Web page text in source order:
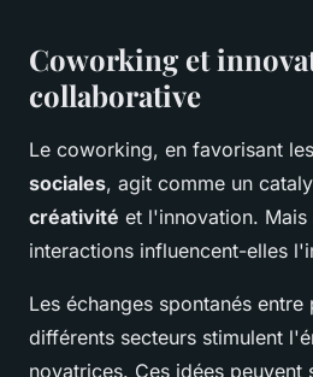
Coworking et
collaborative
Le coworking, en favorisant les
sociales, agit comme un
créativité et l'innovation. Mais
interactions influencent-elles
Les échanges spontanés
différents secteurs stimulent
novatrices. Ces idées peuvent